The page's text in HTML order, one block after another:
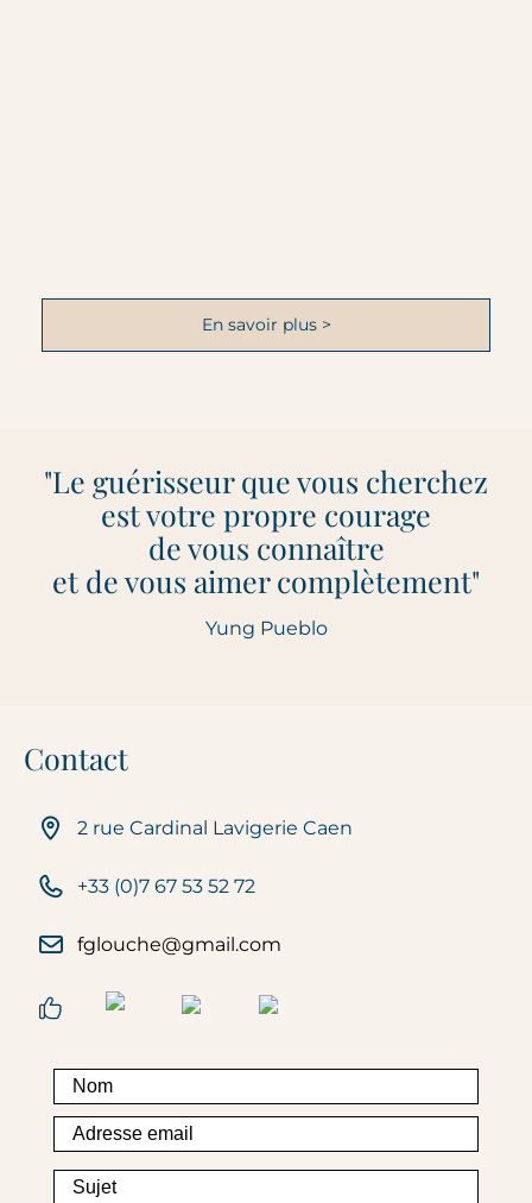
En savoir plus >
"Le guérisseur que vous cherchez
est votre propre courage
de vous connaître
et de vous aimer complètement"
Yung Pueblo
Contact
2 rue Cardinal Lavigerie Caen
+33 (0)7 67 53 52 72
fglouche@gmail.com